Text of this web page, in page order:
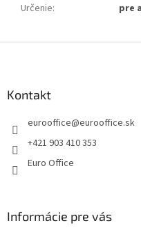
Určenie: pre
Kontakt
eurooffice@eurooffice.sk
+421 903 410 353
Euro Office
Informácie pre vás